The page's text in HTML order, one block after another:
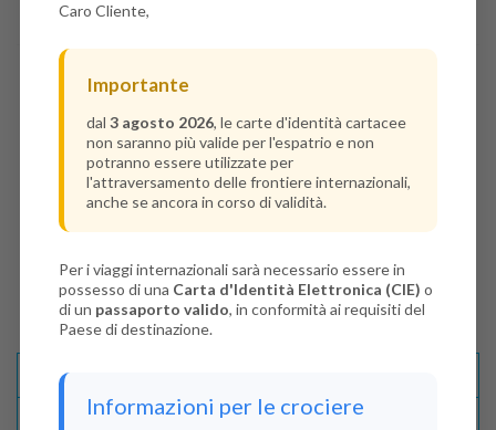
Disponibilità
Caro Cliente,
Importante
dal 3 agosto 2026, le carte d'identità cartacee
non saranno più valide per l'espatrio e non
potranno essere utilizzate per
l'attraversamento delle frontiere internazionali,
anche se ancora in corso di validità.
Per i viaggi internazionali sarà necessario essere in
possesso di una Carta d'Identità Elettronica (CIE) o
di un passaporto valido, in conformità ai requisiti del
Paese di destinazione.
Informazioni per le crociere